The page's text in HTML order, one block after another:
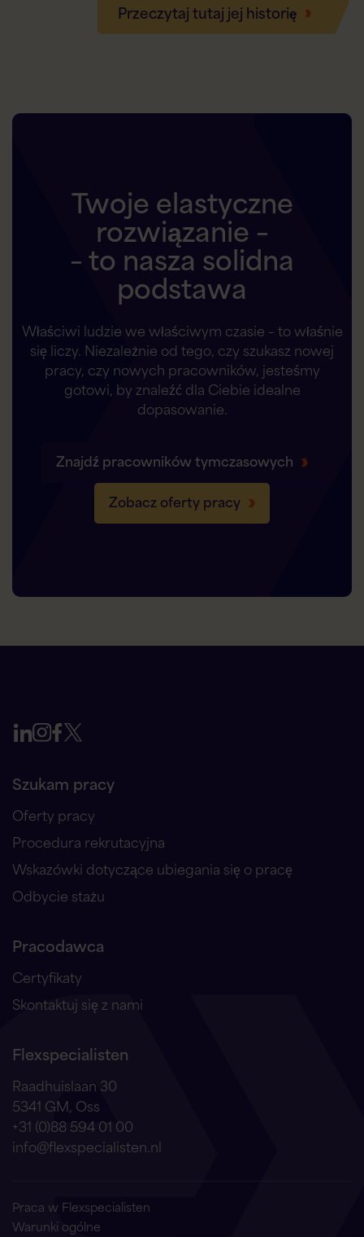
Przeczytaj tutaj jej historię
Twoje elastyczne
rozwiązanie –
– to nasza solidna
podstawa
Właściwi ludzie we właściwym czasie – to właśnie
się liczy. Niezależnie od tego, czy szukasz nowej
pracy, czy nowych pracowników, jesteśmy
gotowi, by znaleźć dla Ciebie idealne
dopasowanie.
Znajdź pracowników tymczasowych
Zobacz oferty pracy
Szukam pracy
Oferty pracy
Procedura rekrutacyjna
Wskazówki dotyczące ubiegania się o pracę
Odbycie stażu
Pracodawca
Certyfikaty
Skontaktuj się z nami
Flexspecialisten
Raadhuislaan 30
5341 GM, Oss
+31 (0)88 594 01 00
info@flexspecialisten.nl
Praca w Flexspecialisten
Warunki ogólne